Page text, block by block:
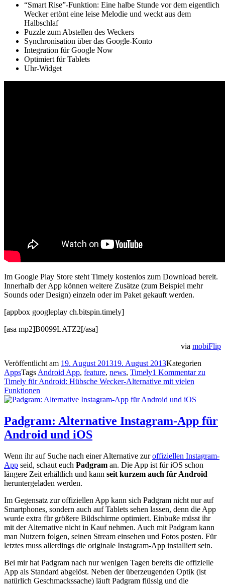
“Smart Rise”-Funktion: Eine halbe Stunde vor dem eigentlich
Wecker ertönt eine leise Melodie und weckt aus dem
Halbschlaf
Puzzle zum Abstellen des Weckers
Synchronisation über das Google-Konto
Integration für Google Now
Optimiert für Tablets
Uhr-Widget
Im Google Play Store steht Timely kostenlos zum Download bereit.
Innerhalb der App können weitere Zusätze (zum Beispiel mehr
Sounds oder Design) einzeln oder im Paket gekauft werden.
[appbox googleplay ch.bitspin.timely]
[asa mp2]B0099LATZ2[/asa]
via mobiFlip
Veröffentlicht am 19. August 201319. August 2013Kategorien
AppsTagsAndroid App, feature, news, Timely1 Kommentarzu
Timely für Android: Hübsche Wecker-Alternative mit vielen
Funktionen
Padgram: Alternative Instagram-App für
Android und iOS
Wenn ihr auf Suche nach einer Alternative zuroffiziellen Instagram-
App seid, schaut euch Padgram an. Die App ist für iOS schon
längere Zeit erhältlich und kann seit kurzem auch für Android
heruntergeladen werden.
Im Gegensatz zur offiziellen App kann sich Padgram nicht nur auf
Smartphones, sondern auch auf Tablets sehen lassen, denn die App
wurde extra für größere Bildschirme optimiert. Einbuße müsst ihr
mit der Alternative nicht in Kauf nehmen. Auch mit Padgram kann
man Nutzern folgen, seinen Stream einsehen und Fotos posten. Für
letztes muss allerdings die originale Instagram-App installiert sein.
Bei mir hat Padgram nach nur wenigen Tagen bereits die offizielle
App als Standard abgelöst. Neben der überzeugenden Optik (ist
natürlich Geschmackssache) läuft Padgram flüssig und die